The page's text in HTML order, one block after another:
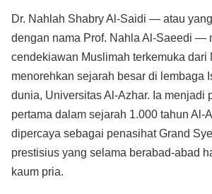
Dr. Nahlah Shabry Al-Saidi — atau
dengan nama Prof. Nahla Al-Saeedi —
cendekiawan Muslimah terkemuka dari
menorehkan sejarah besar di lembaga
dunia, Universitas Al-Azhar. Ia menjadi
pertama dalam sejarah 1.000 tahun Al-
dipercaya sebagai penasihat Grand
prestisius yang selama berabad-abad
kaum pria.